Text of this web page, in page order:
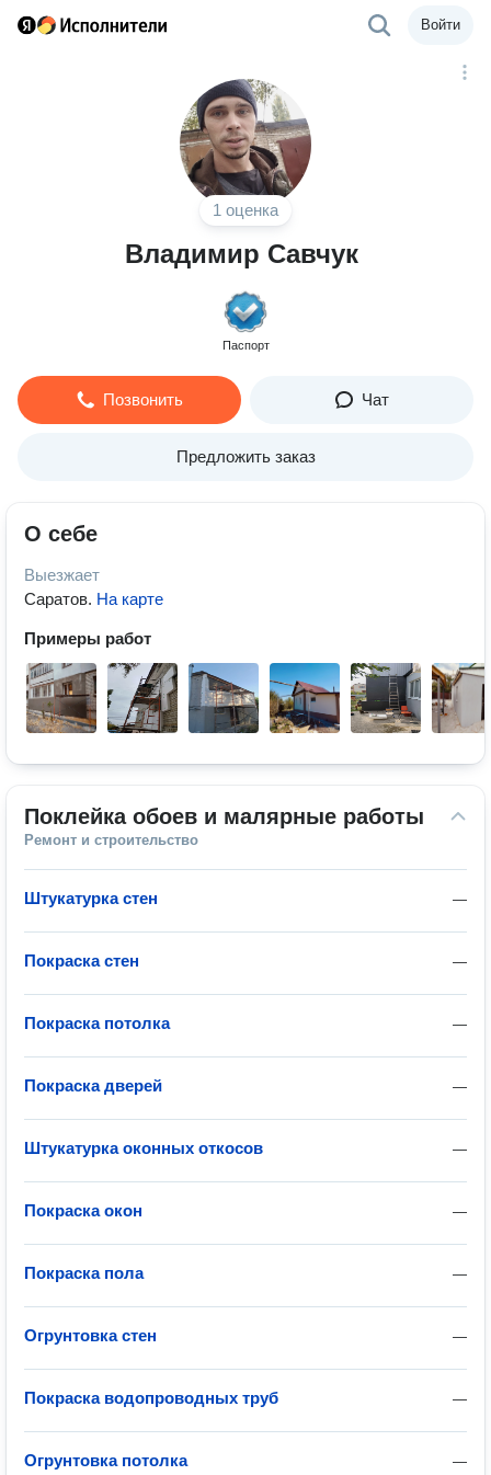
Войти
1 оценка
Владимир Савчук
Паспорт
Позвонить Чат
Предложить заказ
О себе
Выезжает
Саратов. На карте
Примеры работ
Поклейка обоев и малярные работы
Ремонт и строительство
—
Штукатурка стен
—
Покраска стен
—
Покраска потолка
—
Покраска дверей
—
Штукатурка оконных откосов
—
Покраска окон
—
Покраска пола
—
Огрунтовка стен
—
Покраска водопроводных труб
—
Огрунтовка потолка